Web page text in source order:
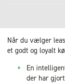
Når du vælger
et godt og loyalt
En
der har